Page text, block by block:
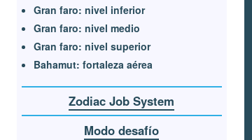
Gran faro: nivel inferior
Gran faro: nivel medio
Gran faro: nivel superior
Bahamut: fortaleza aérea
Zodiac Job System
Modo desafío